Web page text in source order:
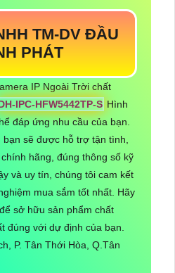
TM-DV ĐẦU
PHÁT
IP Ngoài Trời chất
IPC-HFW5442TP-S Hình
đáp ứng nhu cầu của bạn.
sẽ được hỗ trợ tận tình,
hãng, đúng thông số kỹ
và uy tín, chúng tôi cam kết
mua sắm tốt nhất. Hãy
sở hữu sản phẩm chất
đúng với dự định của bạn.
P. Tân Thới Hòa, Q.Tân